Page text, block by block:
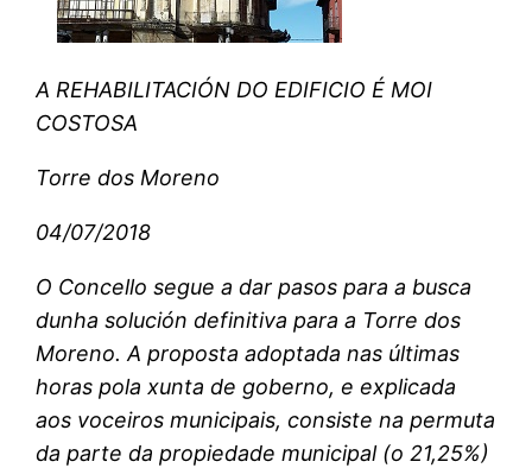
A REHABILITACIÓN DO EDIFICIO É MOI
COSTOSA
Torre dos Moreno
04/07/2018
O Concello segue a dar pasos para a busca
dunha solución definitiva para a Torre dos
Moreno. A proposta adoptada nas últimas
horas pola xunta de goberno, e explicada
aos voceiros municipais, consiste na permuta
da parte da propiedade municipal (o 21,25%)